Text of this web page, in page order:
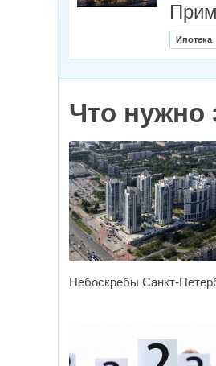
Ипотека
Что нужно
Небоскребы Санкт-